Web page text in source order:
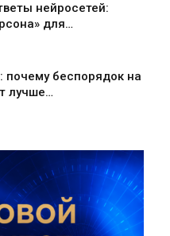
нейросетей:
для…
почему беспорядок на
лучше…